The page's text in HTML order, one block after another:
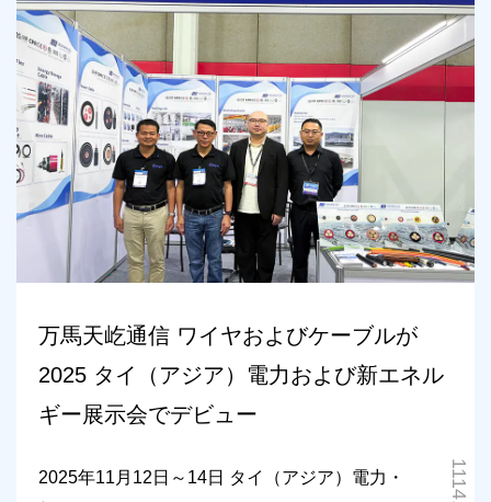
万馬天屹通信 ワイヤおよびケーブルが
2025 タイ（アジア）電力および新エネル
ギー展示会でデビュー
2025年11月12日～14日 タイ（アジア）電力・